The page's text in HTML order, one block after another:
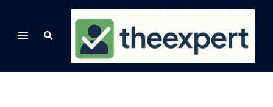
content
Search
Toggle